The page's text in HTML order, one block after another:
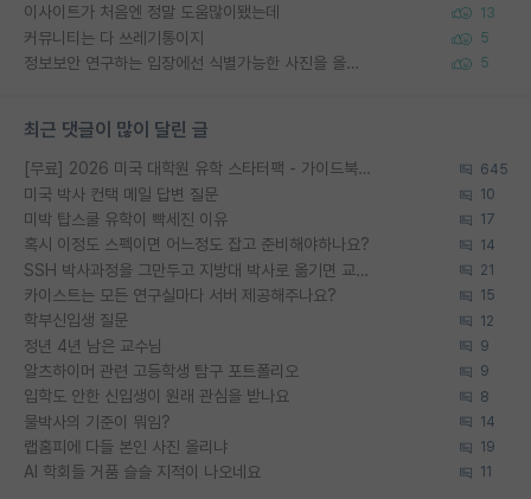
이사이트가 처음엔 정말 도움많이됐는데 13
커뮤니티는 다 쓰레기통이지 5
정보보안 연구하는 입장에선 식별가능한 사진을 올리는건 비추이긴함 5
최근 댓글이 많이 달린 글
[무료] 2026 미국 대학원 유학 스타터팩 - 가이드북 & 합격자 컨택메일 템플릿 645
미국 박사 컨택 메일 답변 질문 10
미박 탑스쿨 유학이 빡세진 이유 17
혹시 이정도 스펙이면 어느정도 잡고 준비해야하나요? 14
SSH 박사과정을 그만두고 지방대 박사로 옮기면 교수의 꿈은 끝일까요? 21
카이스트는 모든 연구실마다 서버 제공해주나요? 15
학부신입생 질문 12
정년 4년 남은 교수님 9
알츠하이머 관련 고등학생 탐구 포트폴리오 9
입학도 안한 신입생이 원래 관심을 받나요 8
물박사의 기준이 뭐임? 14
랩홈피에 다들 본인 사진 올리냐 19
AI 학회들 거품 슬슬 지적이 나오네요 11